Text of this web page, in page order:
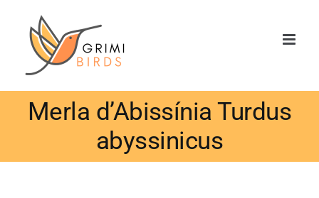
contenido
Merla d’Abissínia Turdus
abyssinicus